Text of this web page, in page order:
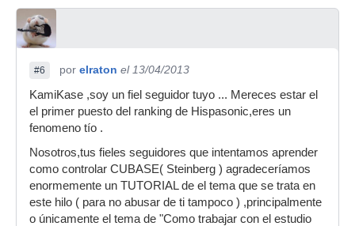
#6 por elraton el 13/04/2013
KamiKase ,soy un fiel seguidor tuyo ... Mereces estar el
el primer puesto del ranking de Hispasonic,eres un
fenomeno tío .
Nosotros,tus fieles seguidores que intentamos aprender
como controlar CUBASE( Steinberg ) agradeceríamos
enormemente un TUTORIAL de el tema que se trata en
este hilo ( para no abusar de ti tampoco ) ,principalmente
o únicamente el tema de "Como trabajar con el estudio